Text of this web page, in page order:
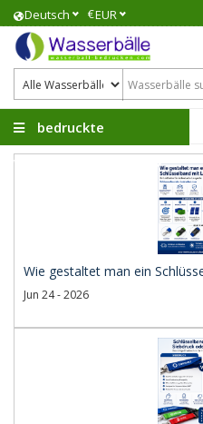
Deutsch €EUR
bedruckte
Wasserbälle
Wie gestaltet man ein
Jun 24 - 2026